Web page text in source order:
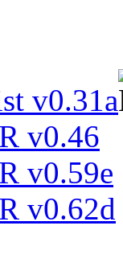
v0.31a
v0.46
v0.59e
v0.62d